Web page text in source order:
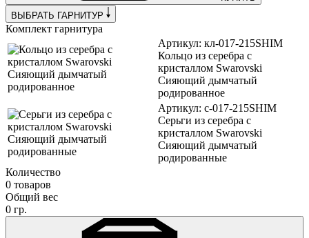
ВЫБРАТЬ ГАРНИТУР
Комплект гарнитура
Артикул: кл-017-215SHIM
Кольцо из серебра с
кристаллом Swarovski
Сияющий дымчатый
родированное
Артикул: с-017-215SHIM
Серьги из серебра с
кристаллом Swarovski
Сияющий дымчатый
родированные
Количество
0 товаров
Общий вес
0 гр.